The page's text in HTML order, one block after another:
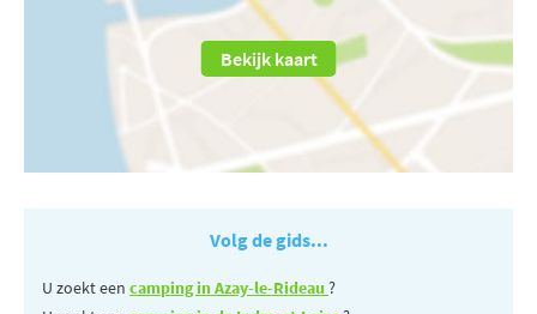
Bekijk kaart
Volg de gids...
U zoekt een camping in Azay-le-Rideau ?